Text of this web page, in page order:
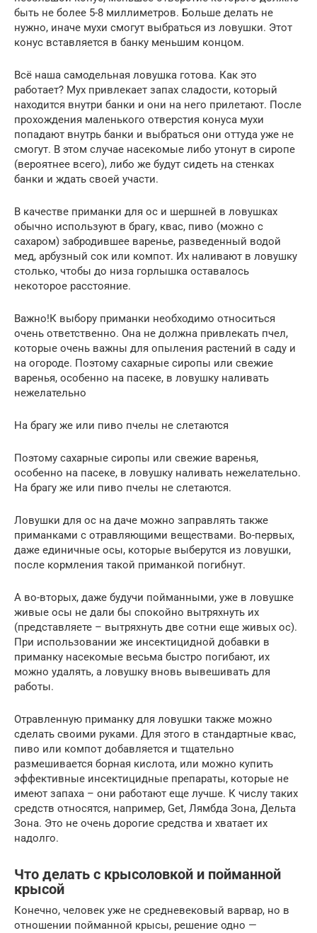
быть не более 5-8 миллиметров. Больше делать не
нужно, иначе мухи смогут выбраться из ловушки. Этот
конус вставляется в банку меньшим концом.
Всё наша самодельная ловушка готова. Как это
работает? Мух привлекает запах сладости, который
находится внутри банки и они на него прилетают. После
прохождения маленького отверстия конуса мухи
попадают внутрь банки и выбраться они оттуда уже не
смогут. В этом случае насекомые либо утонут в сиропе
(вероятнее всего), либо же будут сидеть на стенках
банки и ждать своей участи.
В качестве приманки для ос и шершней в ловушках
обычно используют в брагу, квас, пиво (можно с
сахаром) забродившее варенье, разведенный водой
мед, арбузный сок или компот. Их наливают в ловушку
столько, чтобы до низа горлышка оставалось
некоторое расстояние.
Важно!К выбору приманки необходимо относиться
очень ответственно. Она не должна привлекать пчел,
которые очень важны для опыления растений в саду и
на огороде. Поэтому сахарные сиропы или свежие
варенья, особенно на пасеке, в ловушку наливать
нежелательно
На брагу же или пиво пчелы не слетаются
Поэтому сахарные сиропы или свежие варенья,
особенно на пасеке, в ловушку наливать нежелательно.
На брагу же или пиво пчелы не слетаются.
Ловушки для ос на даче можно заправлять также
приманками с отравляющими веществами. Во-первых,
даже единичные осы, которые выберутся из ловушки,
после кормления такой приманкой погибнут.
А во-вторых, даже будучи пойманными, уже в ловушке
живые осы не дали бы спокойно вытряхнуть их
(представляете – вытряхнуть две сотни еще живых ос).
При использовании же инсектицидной добавки в
приманку насекомые весьма быстро погибают, их
можно удалять, а ловушку вновь вывешивать для
работы.
Отравленную приманку для ловушки также можно
сделать своими руками. Для этого в стандартные квас,
пиво или компот добавляется и тщательно
размешивается борная кислота, или можно купить
эффективные инсектицидные препараты, которые не
имеют запаха – они работают еще лучше. К числу таких
средств относятся, например, Get, Лямбда Зона, Дельта
Зона. Это не очень дорогие средства и хватает их
надолго.
Что делать с крысоловкой и пойманной
крысой
Конечно, человек уже не средневековый варвар, но в
отношении пойманной крысы, решение одно —